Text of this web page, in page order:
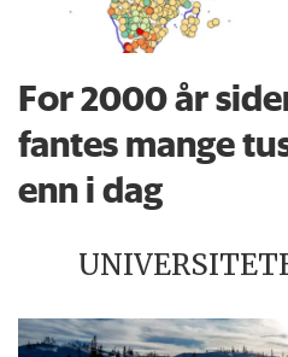
For 2000 år
fantes mange
enn i dag